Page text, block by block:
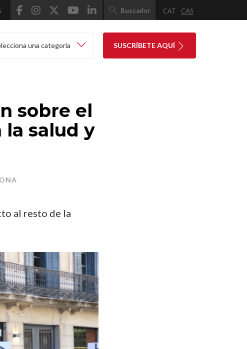
Buscador CAT CAS
una categoría SUSCRÍBETE AQUÍ
sobre el
salud y
al resto de la